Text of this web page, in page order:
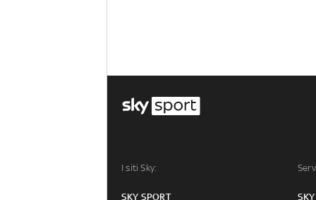
I siti Sky:
SKY SPORT